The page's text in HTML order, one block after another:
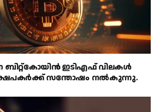
ബിറ്റ്കോയിൻ ഇടിഎഫ് വിലകൾ
സന്തോഷം നൽകുന്നു.